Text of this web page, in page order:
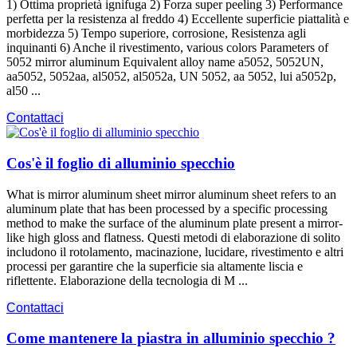
1) Ottima proprietà ignifuga 2) Forza super peeling 3) Performance
perfetta per la resistenza al freddo 4) Eccellente superficie piattalità e
morbidezza 5) Tempo superiore, corrosione, Resistenza agli
inquinanti 6) Anche il rivestimento, various colors Parameters of
5052 mirror aluminum Equivalent alloy name a5052, 5052UN,
aa5052, 5052aa, al5052, al5052a, UN 5052, aa 5052, lui a5052p,
al50 ...
Contattaci
Cos'è il foglio di alluminio specchio
What is mirror aluminum sheet mirror aluminum sheet refers to an
aluminum plate that has been processed by a specific processing
method to make the surface of the aluminum plate present a mirror-
like high gloss and flatness. Questi metodi di elaborazione di solito
includono il rotolamento, macinazione, lucidare, rivestimento e altri
processi per garantire che la superficie sia altamente liscia e
riflettente. Elaborazione della tecnologia di M ...
Contattaci
Come mantenere la piastra in alluminio specchio ?